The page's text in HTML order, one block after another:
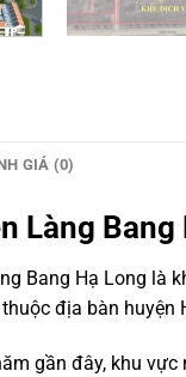
GIÁ (0)
Làng Bang
Bang Hạ Long là
địa bàn huyện
gần đây, khu